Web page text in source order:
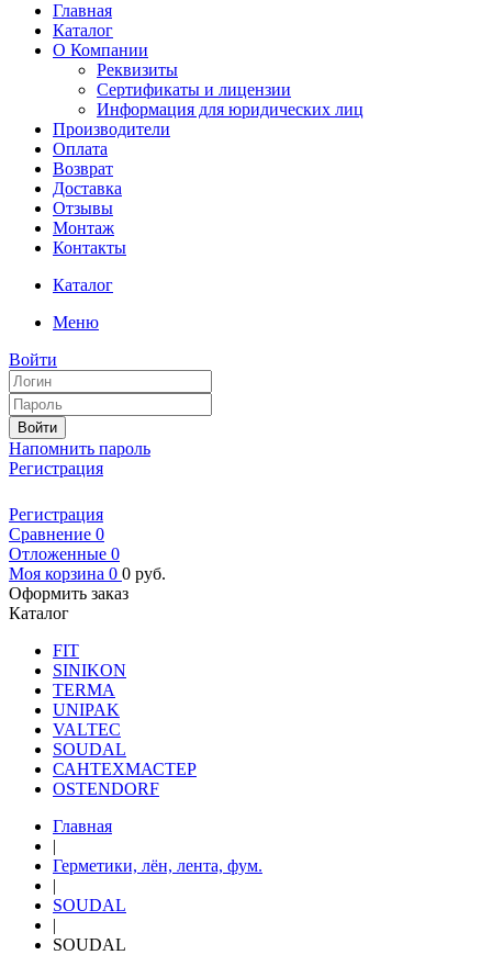
Главная
Каталог
О Компании
Реквизиты
Сертификаты и лицензии
Информация для юридических лиц
Производители
Оплата
Возврат
Доставка
Отзывы
Монтаж
Контакты
Каталог
Меню
Войти
Войти
Напомнить пароль
Регистрация
Регистрация
Сравнение 0
Отложенные 0
Моя корзина 0 0 руб.
Оформить заказ
Каталог
FIT
SINIKON
TERMA
UNIPAK
VALTEC
SOUDAL
САНТЕХМАСТЕР
OSTENDORF
Главная
|
Герметики, лён, лента, фум.
|
SOUDAL
|
SOUDAL